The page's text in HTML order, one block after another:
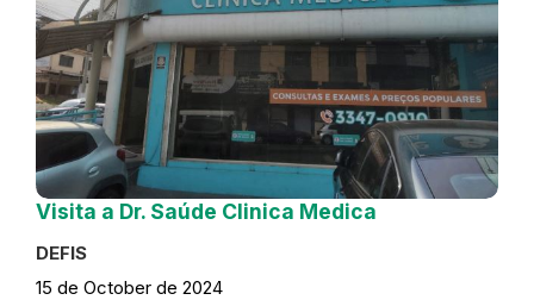
Visita a Dr. Saúde Clinica Medica
DEFIS
15 de October de 2024